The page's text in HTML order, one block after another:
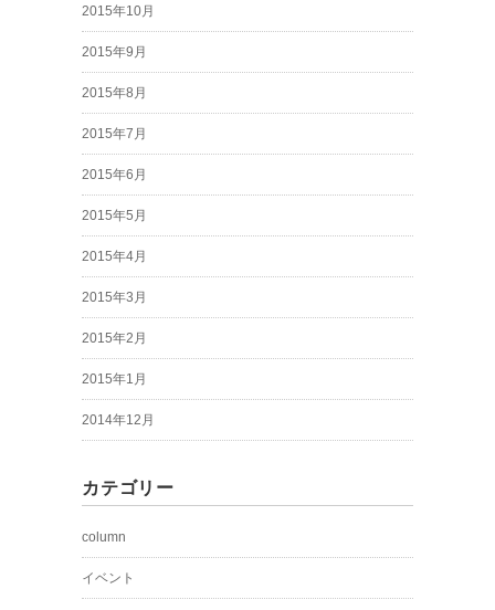
2015年10月
2015年9月
2015年8月
2015年7月
2015年6月
2015年5月
2015年4月
2015年3月
2015年2月
2015年1月
2014年12月
カテゴリー
column
イベント